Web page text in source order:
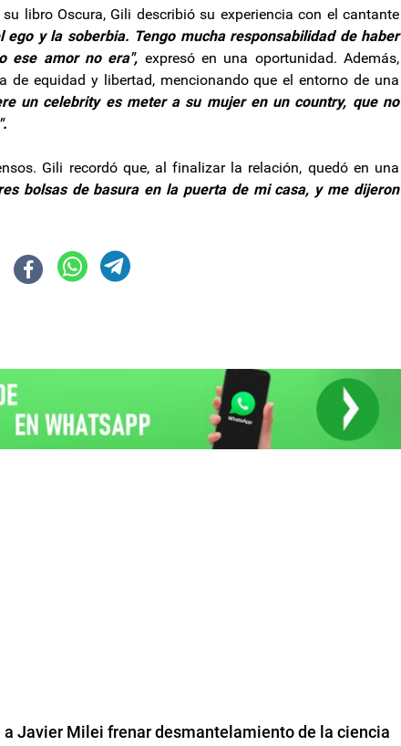
libro Oscura, Gili describió su experiencia con el cantante
ego y la soberbia. Tengo mucha responsabilidad de haber
ese amor no era", expresó en una oportunidad. Además,
equidad y libertad, mencionando que el entorno de una
un celebrity es meter a su mujer en un country, que no
Gili recordó que, al finalizar la relación, quedó en una
bolsas de basura en la puerta de mi casa, y me dijeron
Javier Milei frenar desmantelamiento de la ciencia